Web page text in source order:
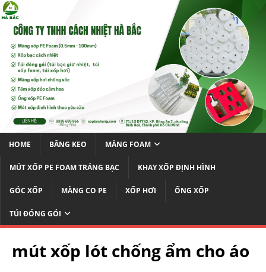
HOME BĂNG KEO MÀNG FOAM
MÚT XỐP PE FOAM TRÁNG BẠC KHAY XỐP ĐỊNH HÌNH
GÓC XỐP MÀNG CO PE XỐP HƠI ỐNG XỐP
TÚI ĐÓNG GÓI
mút xốp lót chống ẩm cho áo